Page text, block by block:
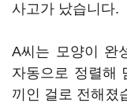
사고가 났습니다.
A씨는 모양이 완
자동으로 정렬해
끼인 걸로 전해졌